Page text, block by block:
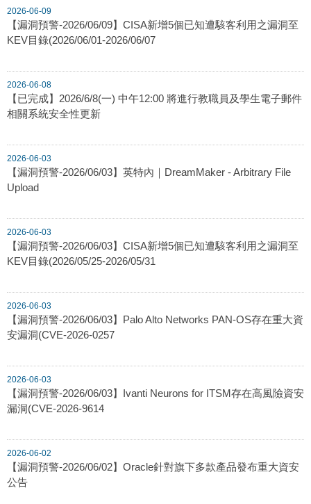
2026-06-09
【漏洞預警-2026/06/09】CISA新增5個已知遭駭客利用之漏洞至
KEV目錄(2026/06/01-2026/06/07
2026-06-08
【已完成】2026/6/8(一) 中午12:00 將進行教職員及學生電子郵件
相關系統安全性更新
2026-06-03
【漏洞預警-2026/06/03】英特內｜DreamMaker - Arbitrary File
Upload
2026-06-03
【漏洞預警-2026/06/03】CISA新增5個已知遭駭客利用之漏洞至
KEV目錄(2026/05/25-2026/05/31
2026-06-03
【漏洞預警-2026/06/03】Palo Alto Networks PAN-OS存在重大資
安漏洞(CVE-2026-0257
2026-06-03
【漏洞預警-2026/06/03】Ivanti Neurons for ITSM存在高風險資安
漏洞(CVE-2026-9614
2026-06-02
【漏洞預警-2026/06/02】Oracle針對旗下多款產品發布重大資安
公告